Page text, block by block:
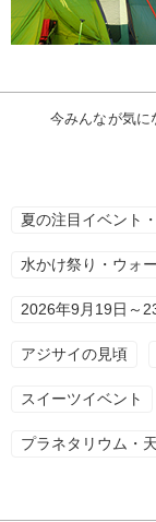
今みんなが気に
夏の注目イベント
水かけ祭り・ウォ
2026年9月19日～
アジサイの見頃
スイーツイベント
プラネタリウム・